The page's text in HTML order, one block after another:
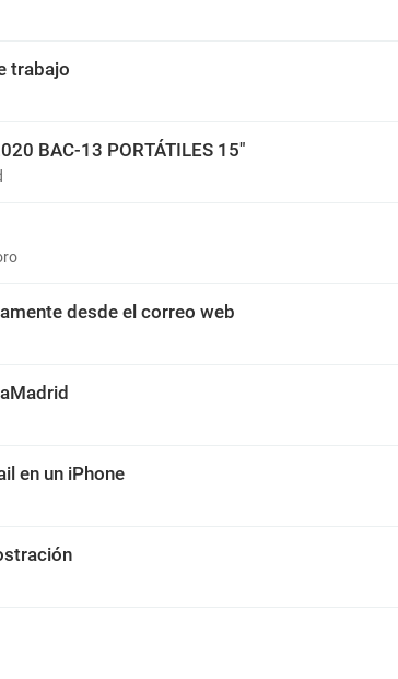
trabajo
BAC-13 PORTÁTILES 15"
desde el correo web
en un iPhone